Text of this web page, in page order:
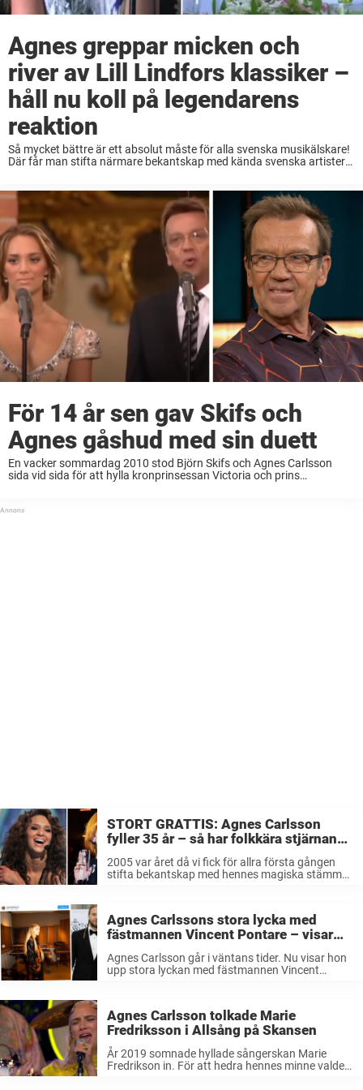
Agnes greppar micken och
river av Lill Lindfors klassiker –
håll nu koll på legendarens
reaktion
Så mycket bättre är ett absolut måste för alla svenska musikälskare!
Där får man stifta närmare bekantskap med kända svenska artister
För 14 år sen gav Skifs och
Agnes gåshud med sin duett
En vacker sommardag 2010 stod Björn Skifs och Agnes Carlsson
sida vid sida för att hylla kronprinsessan Victoria och prins
STORT GRATTIS: Agnes Carlsson
fyller 35 år – så har folkkära stjärnans
stil ändrats genom åren
2005 var året då vi fick för allra första gången
stifta bekantskap med hennes magiska stämma.
Agnes Carlssons stora lycka med
fästmannen Vincent Pontare – visar
upp första bilden på gravidmagen
Agnes Carlsson går i väntans tider. Nu visar hon
upp stora lyckan med fästmannen Vincent
Agnes Carlsson tolkade Marie
Fredriksson i Allsång på Skansen
År 2019 somnade hyllade sångerskan Marie
Fredrikson in. För att hedra hennes minne valde